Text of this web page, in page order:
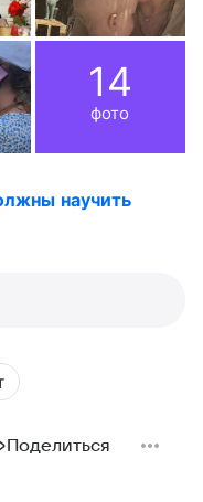
14
фото
научить
Поделиться